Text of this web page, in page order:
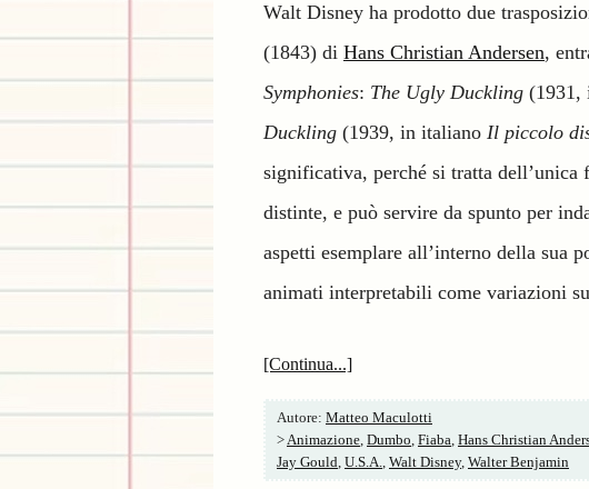
Walt Disney ha prodotto due
(1843) di Hans Christian Andersen,
Symphonies: The Ugly Duckling (1931,
Duckling (1939, in italiano Il piccolo
significativa, perché si tratta
distinte, e può servire da spunto per
aspetti esemplare all’interno della sua
animati interpretabili come variazioni
[Continua...]
Autore: Matteo Maculotti
>Animazione, Dumbo, Fiaba, Hans Christian
Jay Gould, U.S.A., Walt Disney, Walter Benjamin